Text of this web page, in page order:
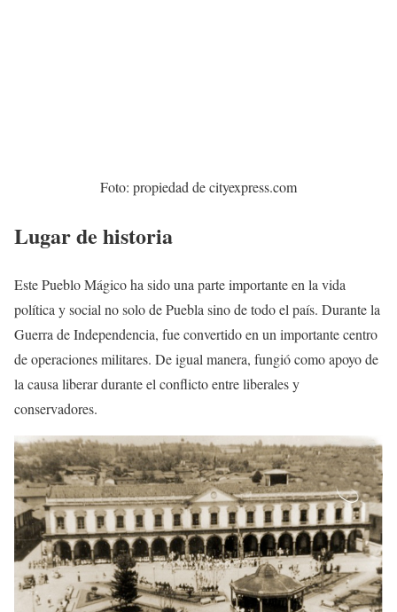
Foto: propiedad de cityexpress.com
Lugar de historia
Este Pueblo Mágico ha sido una parte importante en la vida
política y social no solo de Puebla sino de todo el país. Durante la
Guerra de Independencia, fue convertido en un importante centro
de operaciones militares. De igual manera, fungió como apoyo de
la causa liberar durante el conflicto entre liberales y
conservadores.